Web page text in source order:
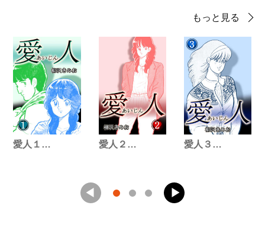
もっと見る
愛人１… 愛人２… 愛人３…